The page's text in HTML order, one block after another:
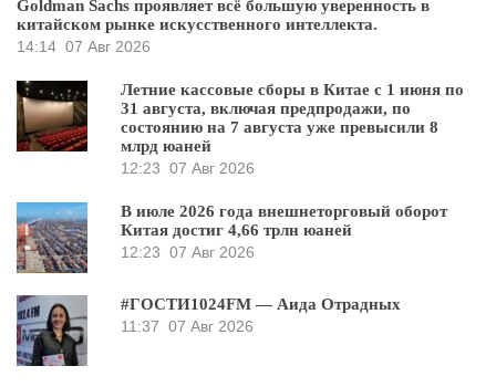
Goldman Sachs проявляет всё большую уверенность в
китайском рынке искусственного интеллекта.
14:14 07 Авг 2026
Летние кассовые сборы в Китае с 1 июня по
31 августа, включая предпродажи, по
состоянию на 7 августа уже превысили 8
млрд юаней
12:23 07 Авг 2026
В июле 2026 года внешнеторговый оборот
Китая достиг 4,66 трлн юаней
12:23 07 Авг 2026
#ГОСТИ1024FM — Аида Отрадных
11:37 07 Авг 2026